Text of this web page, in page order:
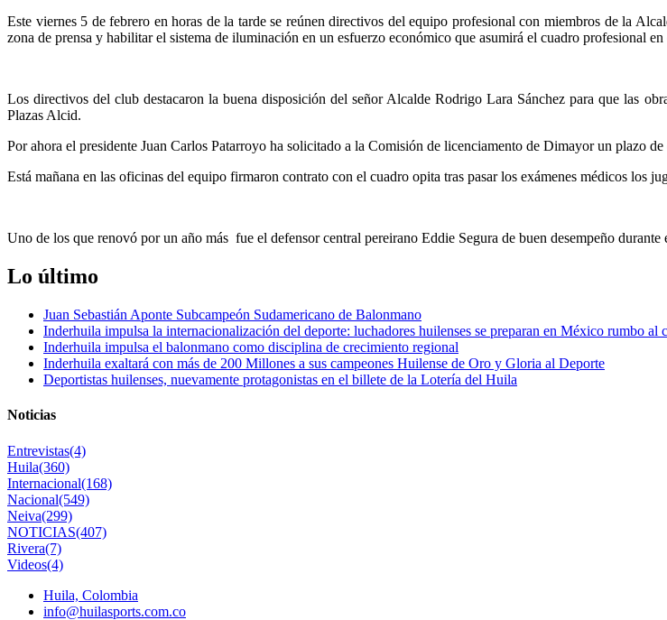
Este viernes 5 de febrero en horas de la tarde se reúnen directivos del equipo profesional con miembros de la
zona de prensa y habilitar el sistema de iluminación en un esfuerzo económico que asumirá el cuadro profesional
Los directivos del club destacaron la buena disposición del señor Alcalde Rodrigo Lara Sánchez para que las
Plazas Alcid.
Por ahora el presidente Juan Carlos Patarroyo ha solicitado a la Comisión de licenciamento de Dimayor un plazo de
Está mañana en las oficinas del equipo firmaron contrato con el cuadro opita tras pasar los exámenes médicos los
Uno de los que renovó por un año más fue el defensor central pereirano Eddie Segura de buen desempeño durante
Lo último
Juan Sebastián Aponte Subcampeón Sudamericano de Balonmano
Inderhuila impulsa la internacionalización del deporte: luchadores huilenses se preparan en México rumbo al
Inderhuila impulsa el balonmano como disciplina de crecimiento regional
Inderhuila exaltará con más de 200 Millones a sus campeones Huilense de Oro y Gloria al Deporte
Deportistas huilenses, nuevamente protagonistas en el billete de la Lotería del Huila
Noticias
Entrevistas(4)
Huila(360)
Internacional(168)
Nacional(549)
Neiva(299)
NOTICIAS(407)
Rivera(7)
Videos(4)
Huila, Colombia
info@huilasports.com.co